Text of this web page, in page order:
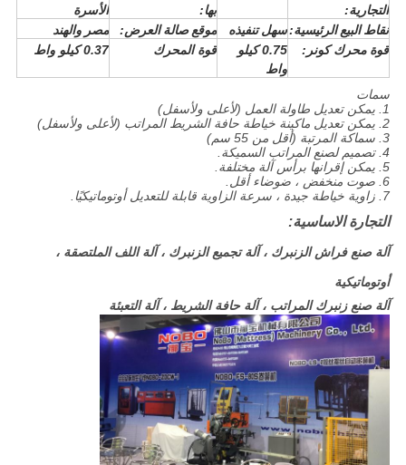
التجارية:
بها:
الأسرة
نقاط البيع الرئيسية:سهل تنفيذه موقع صالة العرض:
مصر والهند
قوة محرك كونر:
0.75 كيلو
واط
قوة المحرك 0.37 كيلو واط
سمات
1. يمكن تعديل طاولة العمل (لأعلى ولأسفل)
2. يمكن تعديل ماكينة خياطة حافة الشريط المراتب (لأعلى ولأسفل)
3. سماكة المرتبة (أقل من 55 سم)
4. تصميم لصنع المراتب السميكة.
5. يمكن إقرانها برأس آلة مختلفة.
6. صوت منخفض ، ضوضاء أقل.
7. زاوية خياطة جيدة ، سرعة الزاوية قابلة للتعديل أوتوماتيكيًا.
التجارة الاساسية:
آلة صنع فراش الزنبرك ، آلة تجميع الزنبرك ، آلة اللف الملتصقة ،
أوتوماتيكية
آلة صنع زنبرك المراتب ، آلة حافة الشريط ، آلة التعبئة